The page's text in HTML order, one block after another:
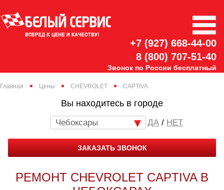
+7 (927) 668-44-00
8 (800) 707-51-40
Звонок по России бесплатный
Главная Цены CHEVROLET CAPTIVA
Вы находитесь в городе
Чебоксары / НЕТ
ЗАКАЗАТЬ ЗВОНОК
РЕМОНТ CHEVROLET CAPTIVA В